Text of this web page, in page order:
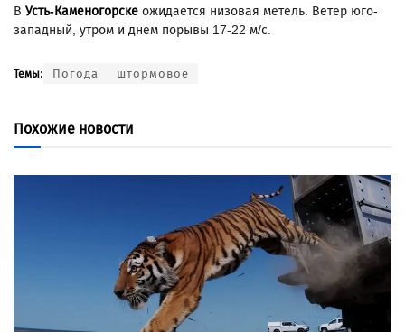
В Усть-Каменогорске ожидается низовая метель. Ветер юго-
западный, утром и днем порывы 17-22 м/с.
Темы: Погода штормовое
Похожие новости